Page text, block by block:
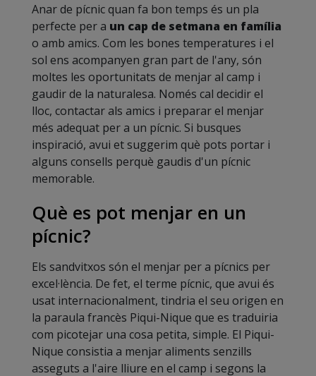
Anar de pícnic quan fa bon temps és un pla
perfecte per a un cap de setmana en família
o amb amics. Com les bones temperatures i el
sol ens acompanyen gran part de l'any, són
moltes les oportunitats de menjar al camp i
gaudir de la naturalesa. Només cal decidir el
lloc, contactar als amics i preparar el menjar
més adequat per a un pícnic. Si busques
inspiració, avui et suggerim què pots portar i
alguns consells perquè gaudis d'un pícnic
memorable.
Què es pot menjar en un
pícnic?
Els sandvitxos són el menjar per a pícnics per
excel·lència. De fet, el terme pícnic, que avui és
usat internacionalment, tindria el seu origen en
la paraula francès Piqui-Nique que es traduiria
com picotejar una cosa petita, simple. El Piqui-
Nique consistia a menjar aliments senzills
asseguts a l'aire lliure en el camp i segons la